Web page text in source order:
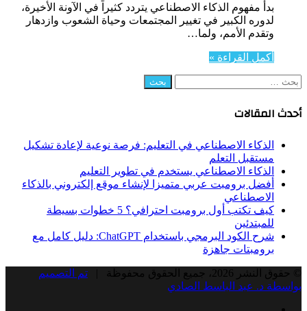
بدأ مفهوم الذكاء الاصطناعي يتردد كثيراً في الآونة الأخيرة،
لدوره الكبير في تغيير المجتمعات وحياة الشعوب وازدهار
وتقدم الأمم، ولما…
أكمل القراءة »
البحث
أحدث المقالات
الذكاء الاصطناعي في التعليم: فرصة نوعية لإعادة تشكيل
مستقبل التعلم
الذكاء الاصطناعي يستخدم في تطوير التعليم
أفضل برومبت عربي متميزا لإنشاء موقع إلكتروني بالذكاء
الاصطناعي
كيف تكتب أول برومبت احترافي؟ 5 خطوات بسيطة
للمبتدئين
شرح الكود البرمجي باستخدام ChatGPT: دليل كامل مع
برومبتات جاهزة
© حقوق النشر 2026، جميع الحقوق محفوظة |
تم التصميم
بواسطة د. عبد الباسط الصادي